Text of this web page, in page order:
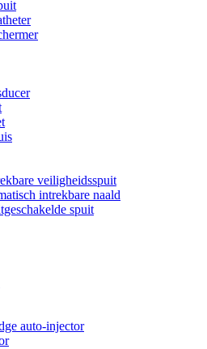
veiligheidsspuit
intrekbare naald
spuit
auto-injector